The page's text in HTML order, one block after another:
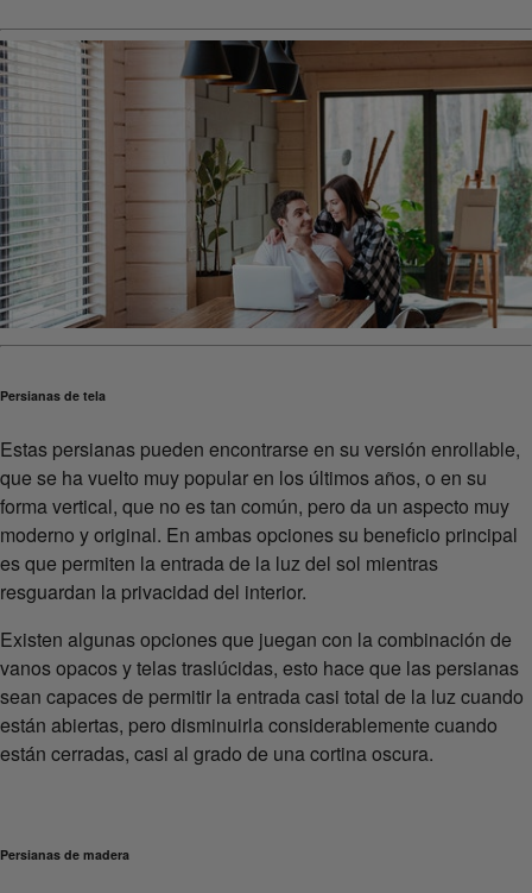
Persianas de tela
Estas persianas pueden encontrarse en su versión enrollable,
que se ha vuelto muy popular en los últimos años, o en su
forma vertical, que no es tan común, pero da un aspecto muy
moderno y original. En ambas opciones su beneficio principal
es que permiten la entrada de la luz del sol mientras
resguardan la privacidad del interior.
Existen algunas opciones que juegan con la combinación de
vanos opacos y telas traslúcidas, esto hace que las persianas
sean capaces de permitir la entrada casi total de la luz cuando
están abiertas, pero disminuirla considerablemente cuando
están cerradas, casi al grado de una cortina oscura.
Persianas de madera